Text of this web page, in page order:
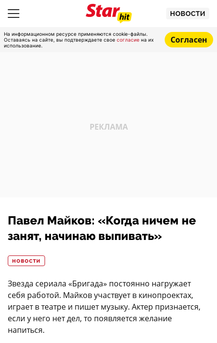
НОВОСТИ
На информационном ресурсе применяются cookie-файлы.
Оставаясь на сайте, вы подтверждаете свое согласие на их
использование.
Согласен
Павел Майков: «Когда ничем не
занят, начинаю выпивать»
НОВОСТИ
Звезда сериала «Бригада» постоянно нагружает
себя работой. Майков участвует в кинопроектах,
играет в театре и пишет музыку. Актер признается,
если у него нет дел, то появляется желание
напиться.